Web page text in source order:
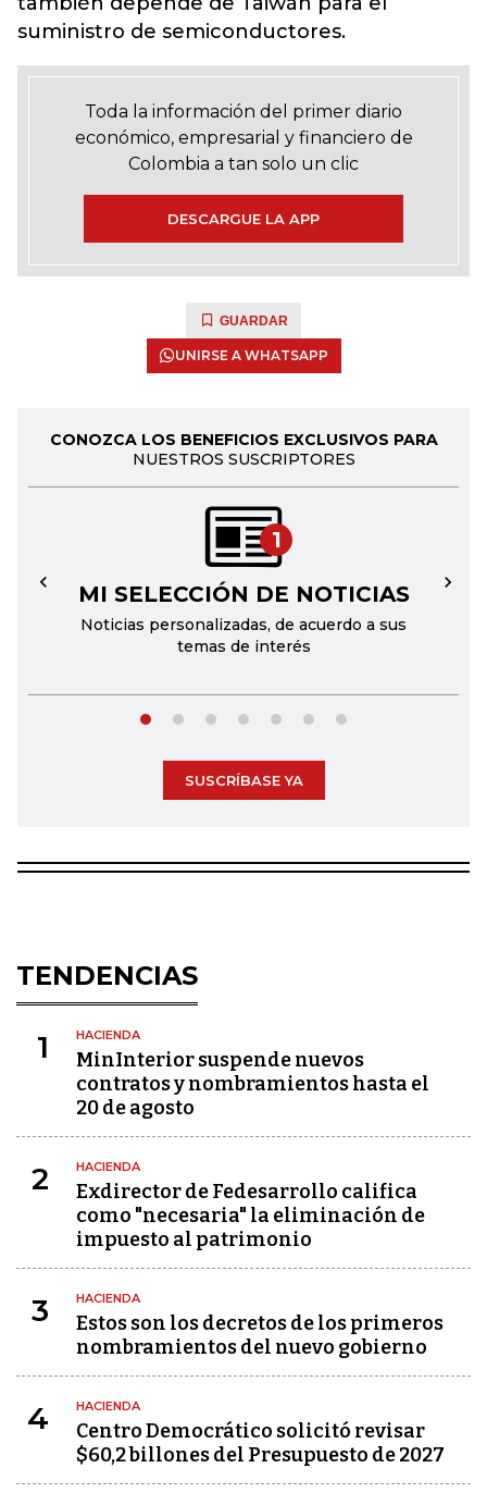
suministro de semiconductores.
Toda la información del primer diario
económico, empresarial y financiero de
Colombia a tan solo un clic
DESCARGUE LA APP
GUARDAR
UNIRSE A WHATSAPP
CONOZCA LOS BENEFICIOS EXCLUSIVOS PARA
NUESTROS SUSCRIPTORES
1
MI SELECCIÓN DE NOTICIAS
Noticias personalizadas, de acuerdo a sus
temas de interés
← →
SUSCRÍBASE YA
TENDENCIAS
1 HACIENDA
MinInterior suspende nuevos
contratos y nombramientos hasta el
20 de agosto
2 HACIENDA
Exdirector de Fedesarrollo califica
como "necesaria" la eliminación de
impuesto al patrimonio
3 HACIENDA
Estos son los decretos de los primeros
nombramientos del nuevo gobierno
4 HACIENDA
Centro Democrático solicitó revisar
$60,2 billones del Presupuesto de 2027